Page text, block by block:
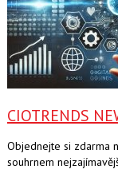
CIOTRENDS
Objednejte si zdarma
souhrnem